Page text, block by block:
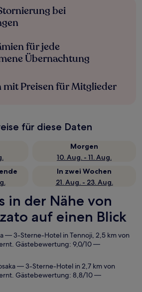
bei
für jede
Übernachtung
mit Preisen für Mitglieder
für diese Daten
Morgen
10. Aug. - 11. Aug.
In zwei Wochen
21. Aug. - 23. Aug.
in der Nähe von
auf einen Blick
— 3-Sterne-Hotel in Tennoji, 2,5 km von
Gästebewertung: 9,0/10 —
— 3-Sterne-Hotel in 2,7 km von
Gästebewertung: 8,8/10 —